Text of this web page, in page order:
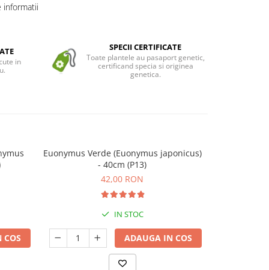
informatii
in
SPECII CERTIFICATE
Toate plantele au pasaport genetic,
certificand specia si originea
genetica.
Euonymus Verde (Euonymus japonicus)
- 40cm (P13)
42,00 RON
IN STOC
ADAUGA IN COS